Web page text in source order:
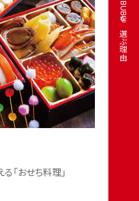
BUBUを選ぶ理由
「おせち料理」